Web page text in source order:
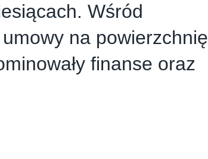
Wśród
na powierzchnię
finanse oraz